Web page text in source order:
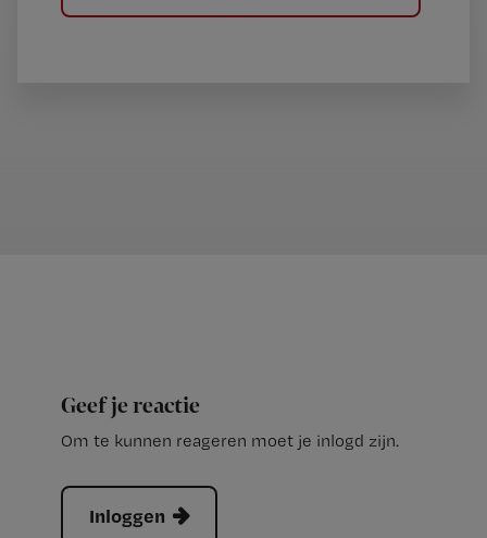
Geef je reactie
Om te kunnen reageren moet je inlogd zijn.
Inloggen